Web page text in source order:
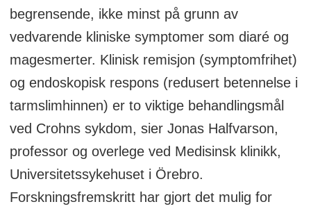
begrensende, ikke minst på grunn av
vedvarende kliniske symptomer som diaré og
magesmerter. Klinisk remisjon (symptomfrihet)
og endoskopisk respons (redusert betennelse i
tarmslimhinnen) er to viktige behandlingsmål
ved Crohns sykdom, sier Jonas Halfvarson,
professor og overlege ved Medisinsk klinikk,
Universitetssykehuset i Örebro.
Forskningsfremskritt har gjort det mulig for